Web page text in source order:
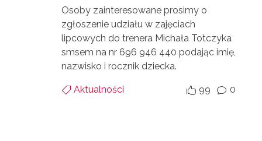
Osoby zainteresowane prosimy o
zgłoszenie udziału w zajęciach
lipcowych do trenera Michała Totczyka
smsem na nr 696 946 440 podając imię,
nazwisko i rocznik dziecka.
 Aktualności  99 v 0